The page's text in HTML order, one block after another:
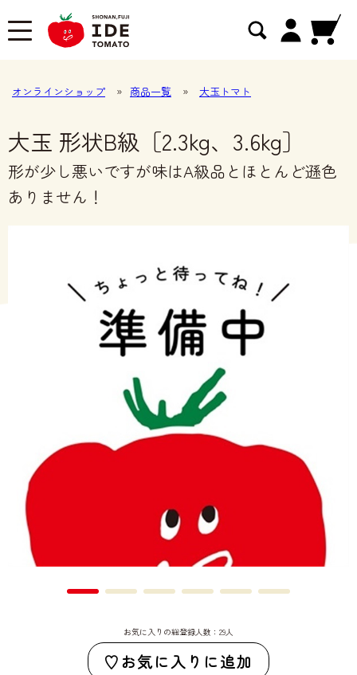
オンラインショップ » 商品一覧 » 大玉トマト
大玉 形状B級［2.3kg、3.6kg］
形が少し悪いですが味はA級品とほとんど遜色
ありません！
お気に入りの総登録人数：29人
お気に入りに追加